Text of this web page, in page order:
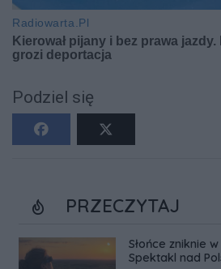
Podziel się
PRZECZYTAJ
Słońce zniknie
Spektakl nad